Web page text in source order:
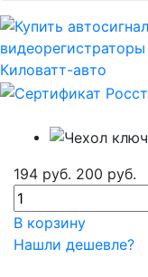
194 руб. 200 руб.
В корзину
Нашли дешевле?